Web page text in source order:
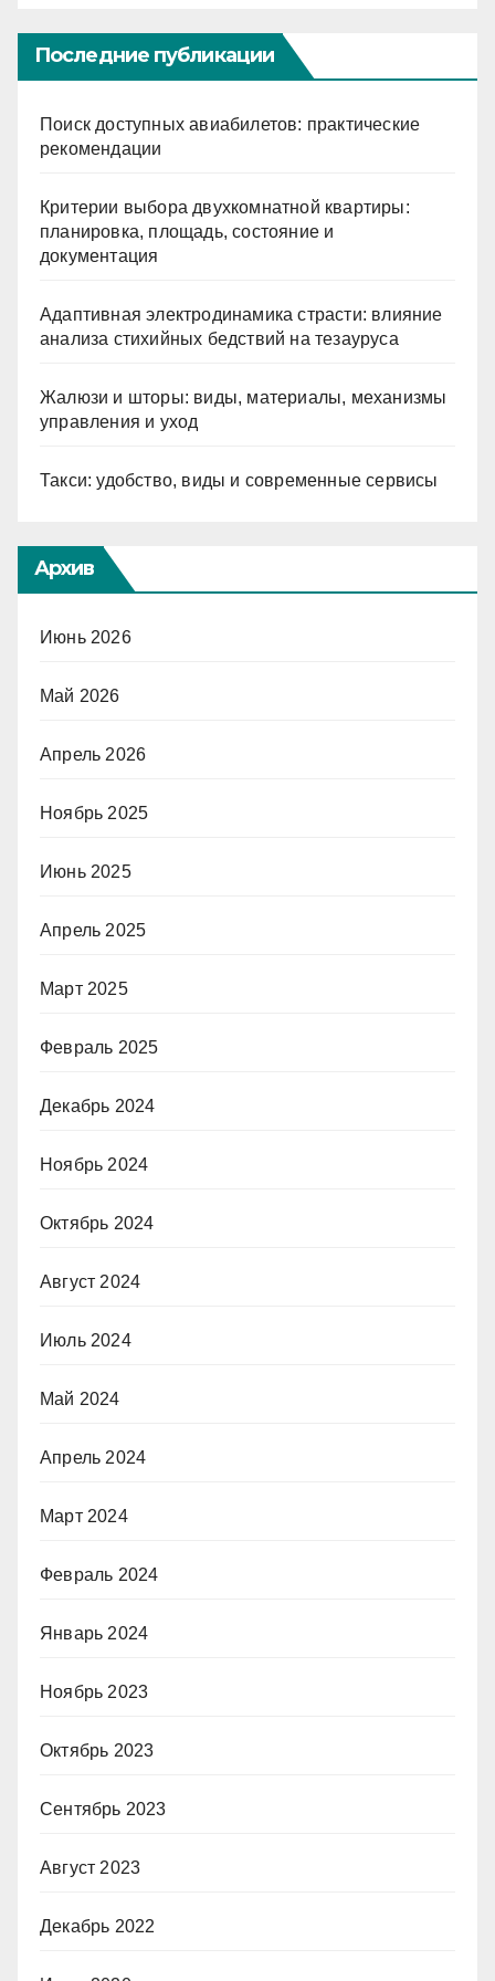
Последние публикации
Поиск доступных авиабилетов: практические
рекомендации
Критерии выбора двухкомнатной квартиры:
планировка, площадь, состояние и
документация
Адаптивная электродинамика страсти: влияние
анализа стихийных бедствий на тезауруса
Жалюзи и шторы: виды, материалы, механизмы
управления и уход
Такси: удобство, виды и современные сервисы
Архив
Июнь 2026
Май 2026
Апрель 2026
Ноябрь 2025
Июнь 2025
Апрель 2025
Март 2025
Февраль 2025
Декабрь 2024
Ноябрь 2024
Октябрь 2024
Август 2024
Июль 2024
Май 2024
Апрель 2024
Март 2024
Февраль 2024
Январь 2024
Ноябрь 2023
Октябрь 2023
Сентябрь 2023
Август 2023
Декабрь 2022